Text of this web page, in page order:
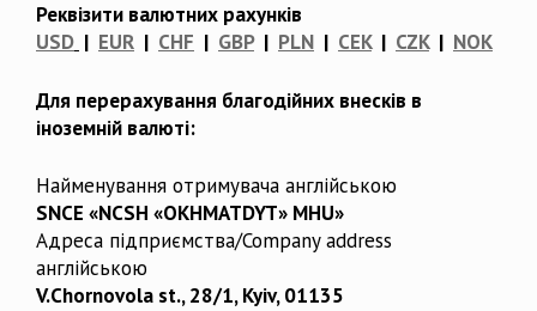
Реквізити валютних рахунків
USD | EUR | CHF | GBP| PLN | CEK| CZK| NOK
Для перерахування благодійних внесків в
іноземній валюті:
Найменування отримувача англійською
SNCE «NCSH «OKHMATDYT» MHU»
Адреса підприємства/Company address
англійською
V.Chornovola st., 28/1, Kyiv, 01135